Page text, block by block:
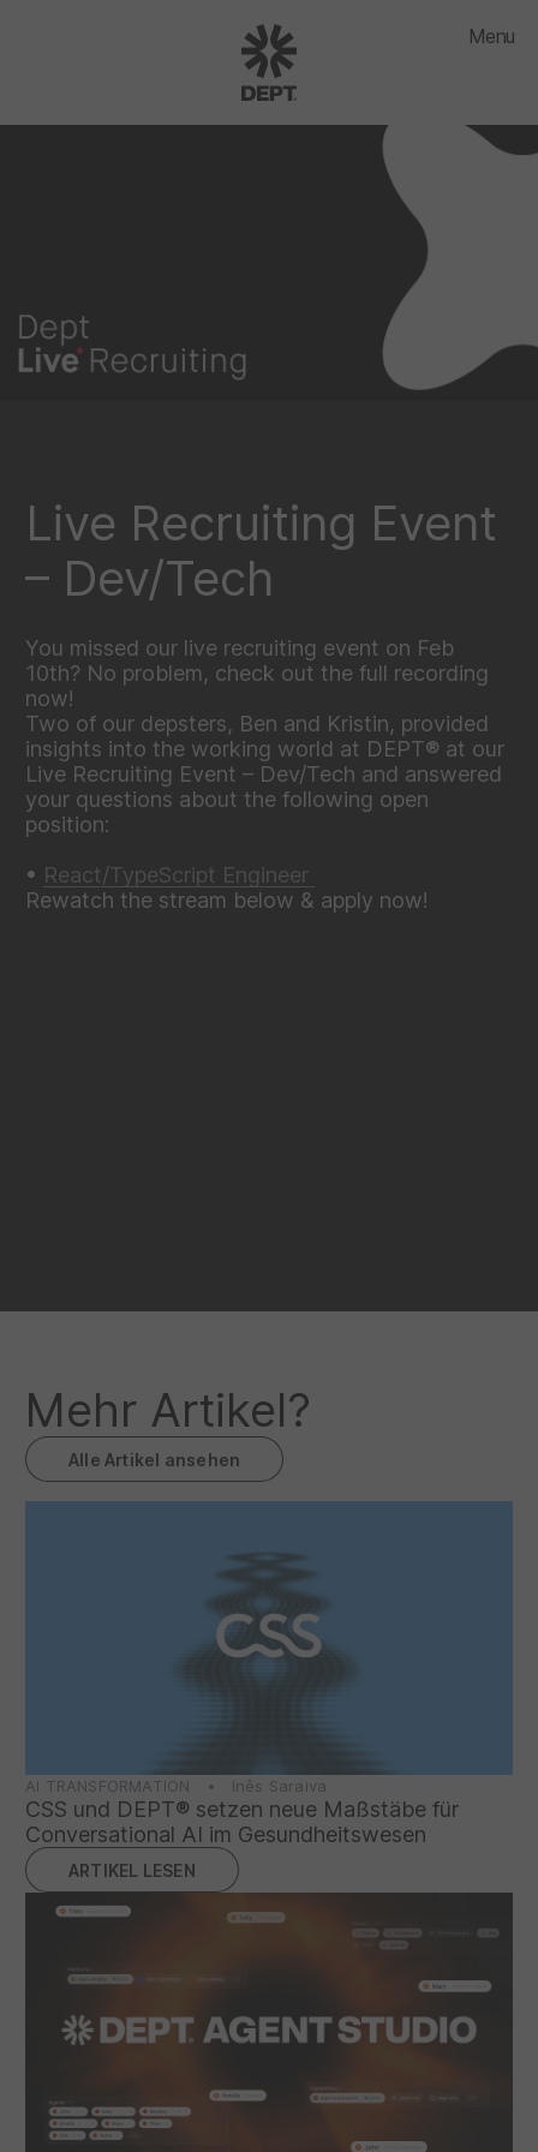
Menu
Live Recruiting Event
– Dev/Tech
You missed our live recruiting event on Feb
10th? No problem, check out the full recording
now!
Two of our depsters, Ben and Kristin, provided
insights into the working world at DEPT® at our
Live Recruiting Event – Dev/Tech and answered
your questions about the following open
position:
• React/TypeScript Engineer
Rewatch the stream below & apply now!
Mehr Artikel?
Alle Artikel ansehen
AI TRANSFORMATION • Inês Saraiva
CSS und DEPT® setzen neue Maßstäbe für
Conversational AI im Gesundheitswesen
ARTIKEL LESEN